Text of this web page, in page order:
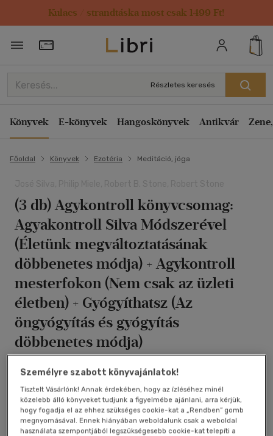
Kulacs / strandtáska most csak 1499 Ft!
Törzsvásárlói Kártya adatai
Részletes keresés
Könyvek E-könyvek Hangoskönyvek Antikvár
Főoldal Könyvek Ezotéria Meditáció, jóga
(3 db) Agykontroll könyvcsomag:
Agyakontroll Silva Módszerével
(Életünk megváltoztatásának
döbbenetes módja) + Agykontroll
mesterfokon (Nem csak az üzleti
életben) + Gyógyíthatsz (Az
öngyógyítás és gyógyítás
döbbenetes módja)
Antikvár partner
Személyre szabott könyvajánlatok!
Tisztelt Vásárlónk! Annak érdekében, hogy az ízléséhez minél
közelebb álló könyveket tudjunk a figyelmébe ajánlani, arra kérjük,
hogy fogadja el az ehhez szükséges cookie-kat a „Rendben” gomb
megnyomásával. Ennek hiányában weboldalunk csak a weboldal
használata szempontjából legszükségesebb cookie-kat telepíti a